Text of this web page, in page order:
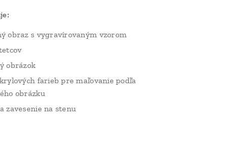
obraz s vygravírovaným vzorom
obrázok
farieb pre maľovanie podľa
obrázku
zavesenie na stenu